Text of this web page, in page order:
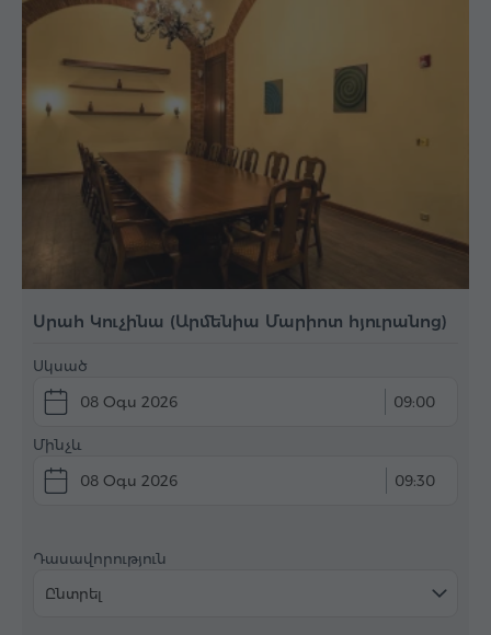
Սրահ Կուչինա (Արմենիա Մարիոտ հյուրանոց)
Սկսած
08 Օգս 2026 09:00
Մինչև
08 Օգս 2026 09:30
Դասավորություն
Ընտրել